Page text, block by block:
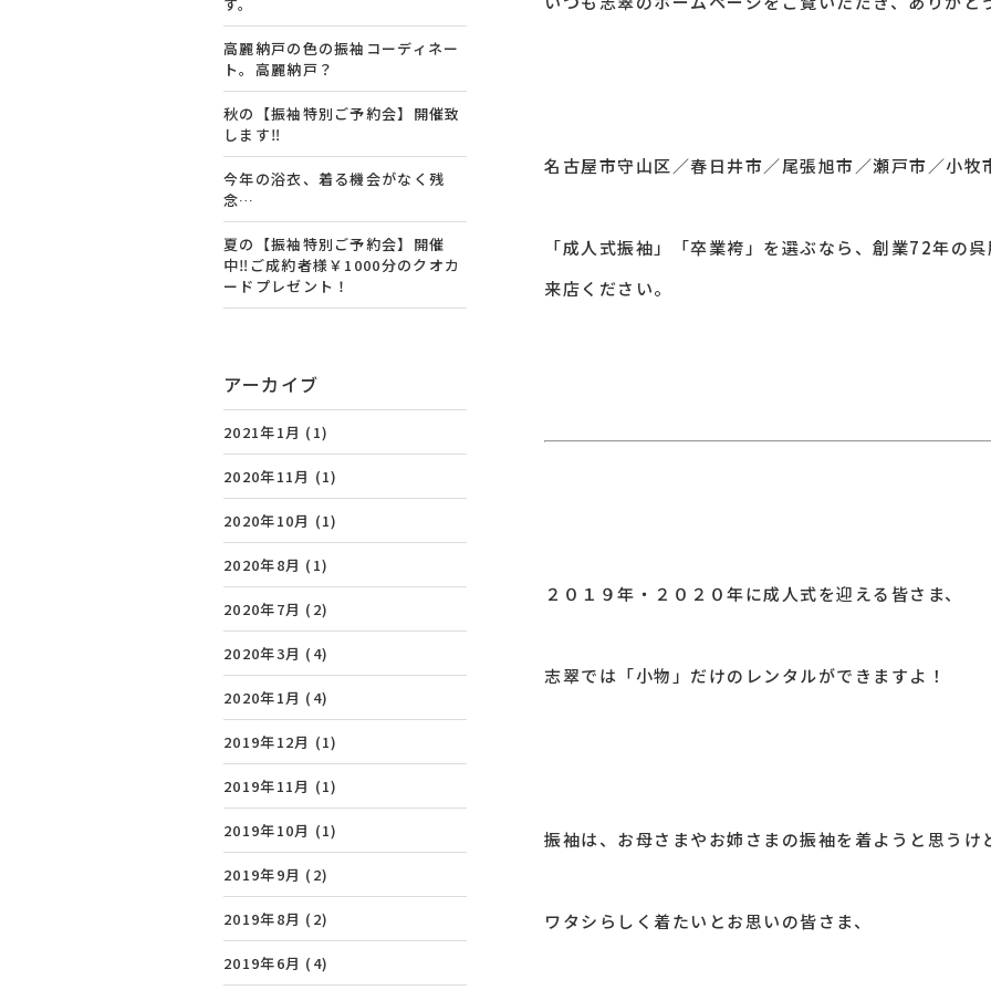
名古屋市守山区／春日井市／尾張旭市／瀬戸市／小牧
「成人式振袖」「卒業袴」を選ぶなら、創業72年の
来店ください。
２０１９年・２０２０年に成人式を迎える皆さま、
志翠では「小物」だけのレンタルができますよ！
振袖は、お母さまやお姉さまの振袖を着ようと思うけ
ワタシらしく着たいとお思いの皆さま、
高麗納戸の色の振袖コーディネー
ト。高麗納戸？
秋の【振袖特別ご予約会】開催致
します‼️
今年の浴衣、着る機会がなく残
念…
夏の【振袖特別ご予約会】開催
中‼️ご成約者様￥1000分のクオカ
ードプレゼント！
アーカイブ
2021年1月 (1)
2020年11月 (1)
2020年10月 (1)
2020年8月 (1)
2020年7月 (2)
2020年3月 (4)
2020年1月 (4)
2019年12月 (1)
2019年11月 (1)
2019年10月 (1)
2019年9月 (2)
2019年8月 (2)
2019年6月 (4)